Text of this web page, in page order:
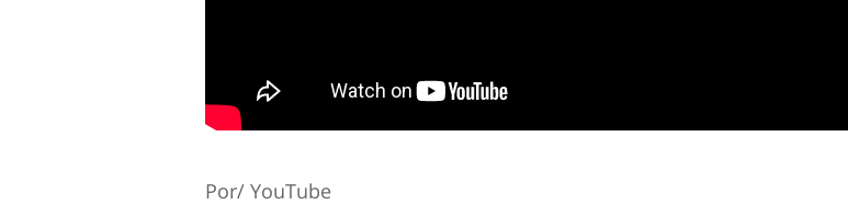
Por/ YouTube